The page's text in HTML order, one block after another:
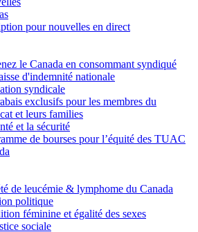
pour nouvelles en direct
le Canada en consommant syndiqué
d'indemnité nationale
syndicale
exclusifs pour les membres du
et leurs families
et la sécurité
de bourses pour l’équité des TUAC
de leucémie & lymphome du Canada
politique
féminine et égalité des sexes
sociale